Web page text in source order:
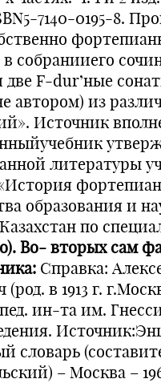
7140-0195-8.
собранииего
F-dur’ные
автором) из
Источник
литературы
образования и
по
Во- вторых сам
Справка:
в 1913 г.
ин-та им.
словарь
– Москва –